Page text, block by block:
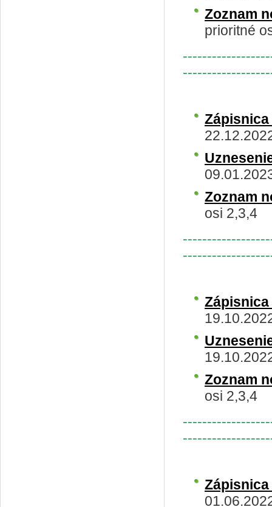
Zoznam
prioritné
Zoznam
osi 2,3,4
Zápisnica
Zoznam
osi 2,3,4
Zápisnica